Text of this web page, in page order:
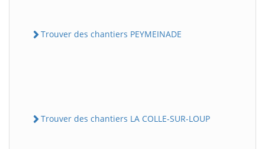
Trouver des chantiers PEYMEINADE
Trouver des chantiers LA COLLE-SUR-LOUP